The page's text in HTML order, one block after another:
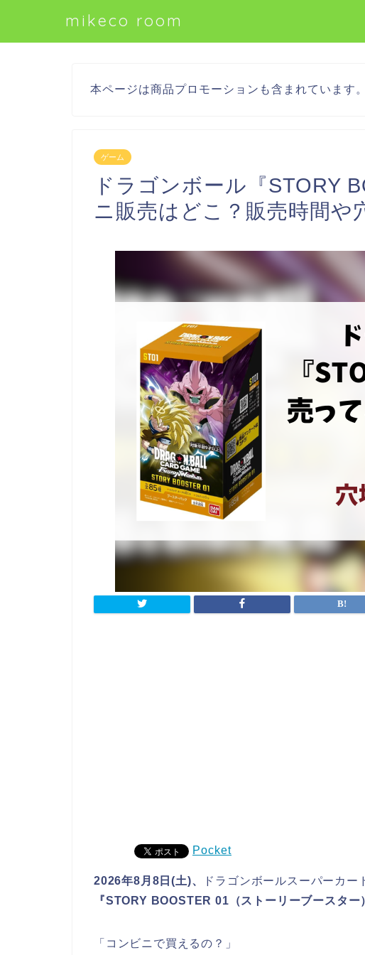
mikeco room
本ページは商品プロモーションも含まれています。
ゲーム
ドラゴンボール『STORY
ニ販売はどこ？販売時間や
Pocket
2026年8月8日(土)、
ドラゴンボールスーパーカ
『STORY BOOSTER 01（ストーリーブースター
「コンビニで買えるの？」